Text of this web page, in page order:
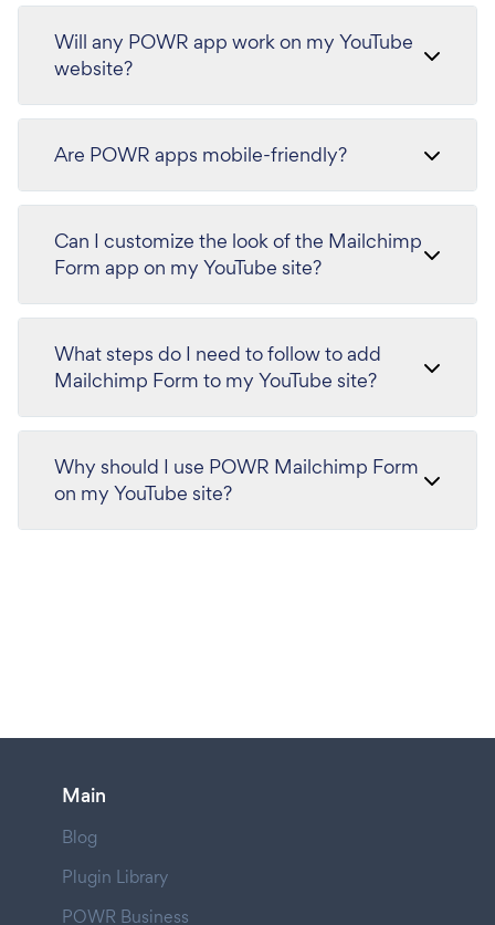
Will any POWR app work on my YouTube
website?
Are POWR apps mobile-friendly?
Can I customize the look of the Mailchimp
Form app on my YouTube site?
What steps do I need to follow to add
Mailchimp Form to my YouTube site?
Why should I use POWR Mailchimp Form
on my YouTube site?
Main
Blog
Plugin Library
POWR Business